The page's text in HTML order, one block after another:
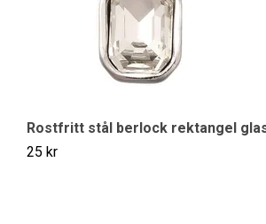
Rostfritt stål berlock rektangel
25 kr